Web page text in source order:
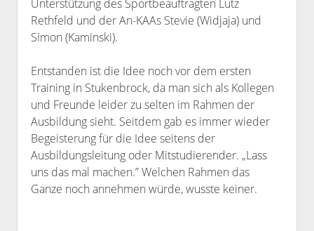
Unterstützung des Sportbeauftragten Lutz
Rethfeld und der An-KAAs Stevie (Widjaja) und
Simon (Kaminski).
Entstanden ist die Idee noch vor dem ersten
Training in Stukenbrock, da man sich als Kollegen
und Freunde leider zu selten im Rahmen der
Ausbildung sieht. Seitdem gab es immer wieder
Begeisterung für die Idee seitens der
Ausbildungsleitung oder Mitstudierender. „Lass
uns das mal machen.” Welchen Rahmen das
Ganze noch annehmen würde, wusste keiner.